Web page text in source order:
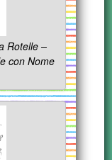
Rotelle –
con Nome